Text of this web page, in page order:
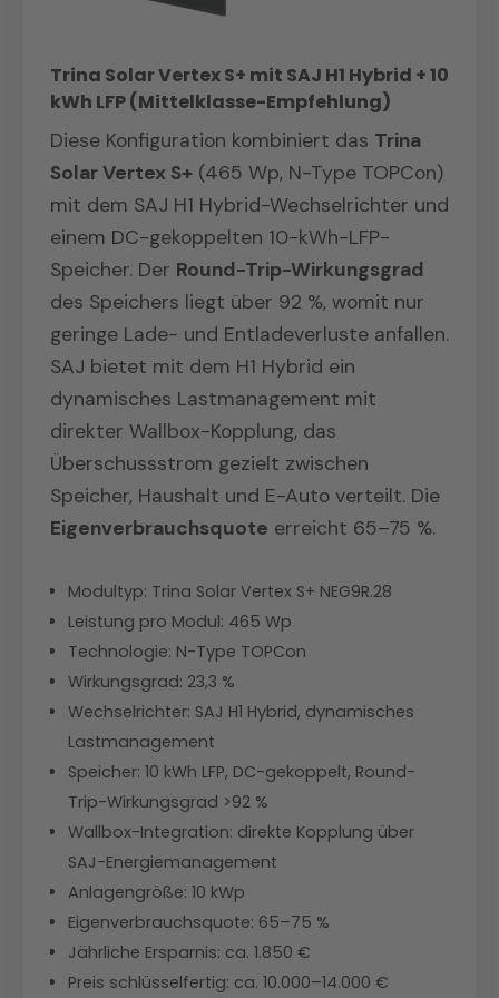
Trina Solar Vertex S+ mit SAJ H1 Hybrid + 10
kWh LFP (Mittelklasse-Empfehlung)
Diese Konfiguration kombiniert das Trina
Solar Vertex S+ (465 Wp, N-Type TOPCon)
mit dem SAJ H1 Hybrid-Wechselrichter und
einem DC-gekoppelten 10-kWh-LFP-
Speicher. Der Round-Trip-Wirkungsgrad
des Speichers liegt über 92 %, womit nur
geringe Lade- und Entladeverluste anfallen.
SAJ bietet mit dem H1 Hybrid ein
dynamisches Lastmanagement mit
direkter Wallbox-Kopplung, das
Überschussstrom gezielt zwischen
Speicher, Haushalt und E-Auto verteilt. Die
Eigenverbrauchsquote erreicht 65–75 %.
Modultyp: Trina Solar Vertex S+ NEG9R.28
Leistung pro Modul: 465 Wp
Technologie: N-Type TOPCon
Wirkungsgrad: 23,3 %
Wechselrichter: SAJ H1 Hybrid, dynamisches
Lastmanagement
Speicher: 10 kWh LFP, DC-gekoppelt, Round-
Trip-Wirkungsgrad >92 %
Wallbox-Integration: direkte Kopplung über
SAJ-Energiemanagement
Anlagengröße: 10 kWp
Eigenverbrauchsquote: 65–75 %
Jährliche Ersparnis: ca. 1.850 €
Preis schlüsselfertig: ca. 10.000–14.000 €